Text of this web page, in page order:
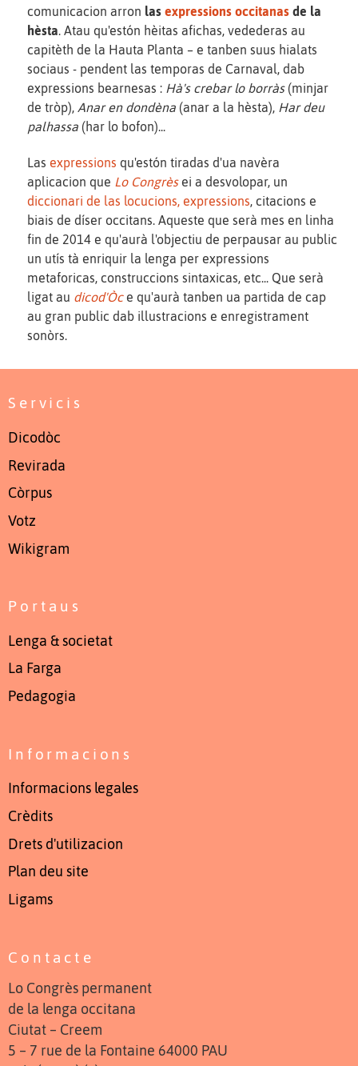
comunicacion arron las expressions occitanas de la
hèsta. Atau qu'estón hèitas afichas, vedederas au
capitèth de la Hauta Planta – e tanben suus hialats
sociaus - pendent las temporas de Carnaval, dab
expressions bearnesas : Hà's crebar lo borràs(minjar
de tròp), Anar en dondèna (anar a la hèsta), Har deu
palhassa (har lo bofon)...
Las expressions qu'estón tiradas d'ua navèra
aplicacion que Lo Congrèsei a desvolopar, un
diccionari de las locucions, expressions, citacions e
biais de díser occitans. Aqueste que serà mes en linha
fin de 2014 e qu'aurà l'objectiu de perpausar au public
un utís tà enriquir la lenga per expressions
metaforicas, construccions sintaxicas, etc... Que serà
ligat au dicod'Òce qu'aurà tanben ua partida de cap
au gran public dab illustracions e enregistrament
sonòrs.
Servicis
Dicodòc
Revirada
Còrpus
Votz
Wikigram
Portaus
Lenga & societat
La Farga
Pedagogia
Informacions
Informacions legales
Crèdits
Drets d'utilizacion
Plan deu site
Ligams
Contacte
Lo Congrès permanent
de la lenga occitana
Ciutat – Creem
5 – 7 rue de la Fontaine 64000 PAU